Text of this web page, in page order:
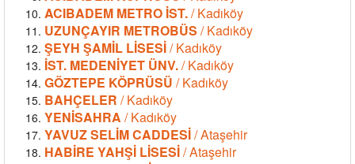
ACIBADEM METRO İST./ Kadıköy
UZUNÇAYIR METROBÜS / Kadıköy
ŞEYH ŞAMİL LİSESİ/ Kadıköy
İST. MEDENİYET ÜNV./ Kadıköy
GÖZTEPE KÖPRÜSÜ / Kadıköy
BAHÇELER / Kadıköy
YENİSAHRA / Kadıköy
YAVUZ SELİM CADDESİ/ Ataşehir
HABİRE YAHŞİ LİSESİ/ Ataşehir